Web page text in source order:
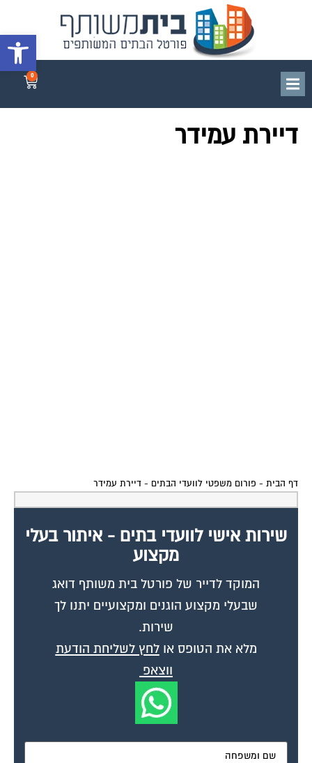
פתח
0
דיירת עמידר
דף הבית - פורום משפטי לוועדי הבתים - דיירת עמידר
שירות אישי לוועדי בתים - איתור בעלי
מקצוע
המוקד לדייר של פורטל בית משותף דואג
שבעלי מקצוע הוגנים ומקצועיים יתנו לך
שירות.
מלא את הטופס אולחץ לשליחת הודעת
ווצאפ